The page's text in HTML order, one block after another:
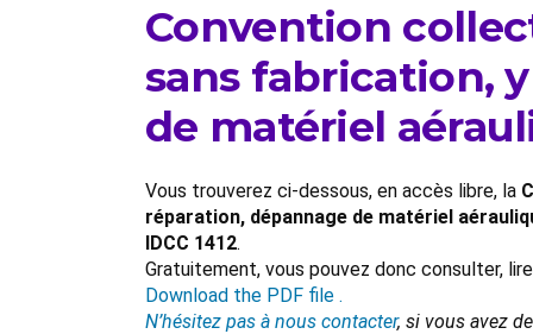
Convention
sans fabrication,
de matériel
Vous trouverez ci-dessous, en accès libre, la
réparation, dépannage de matériel
IDCC 1412.
Gratuitement, vous pouvez donc consulter,
Download the PDF file .
N’hésitez pas à nous contacter, si vous avez